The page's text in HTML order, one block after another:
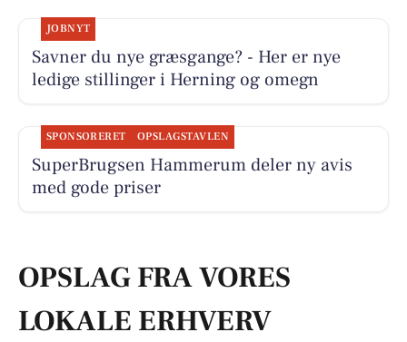
JOBNYT
Savner du nye græsgange? - Her er nye
ledige stillinger i Herning og omegn
SPONSORERET OPSLAGSTAVLEN
SuperBrugsen Hammerum deler ny avis
med gode priser
OPSLAG FRA VORES
LOKALE ERHVERV